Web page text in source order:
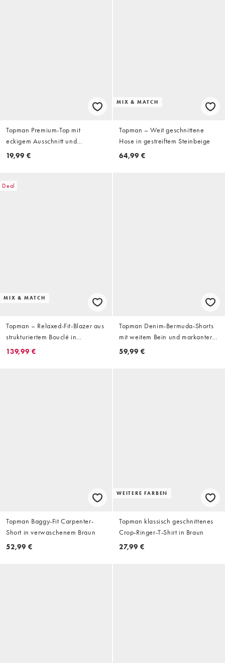
Topman Premium-Top mit
eckigem Ausschnitt und
Rippstruktur in Schwarz
19,99 €
MIX & MATCH
Topman – Weit geschnittene
Hose in gestreiftem Steinbeige
64,99 €
Deal
MIX & MATCH
Topman – Relaxed-Fit-Blazer aus
strukturiertem Bouclé in
Cremeweiß
139,99 €
Topman Denim-Bermuda-Shorts
mit weitem Bein und markanter
Falte in Raw-Waschung
59,99 €
Topman Baggy-Fit Carpenter-
Short in verwaschenem Braun
52,99 €
WEITERE FARBEN
Topman klassisch geschnittenes
Crop-Ringer-T-Shirt in Braun
27,99 €